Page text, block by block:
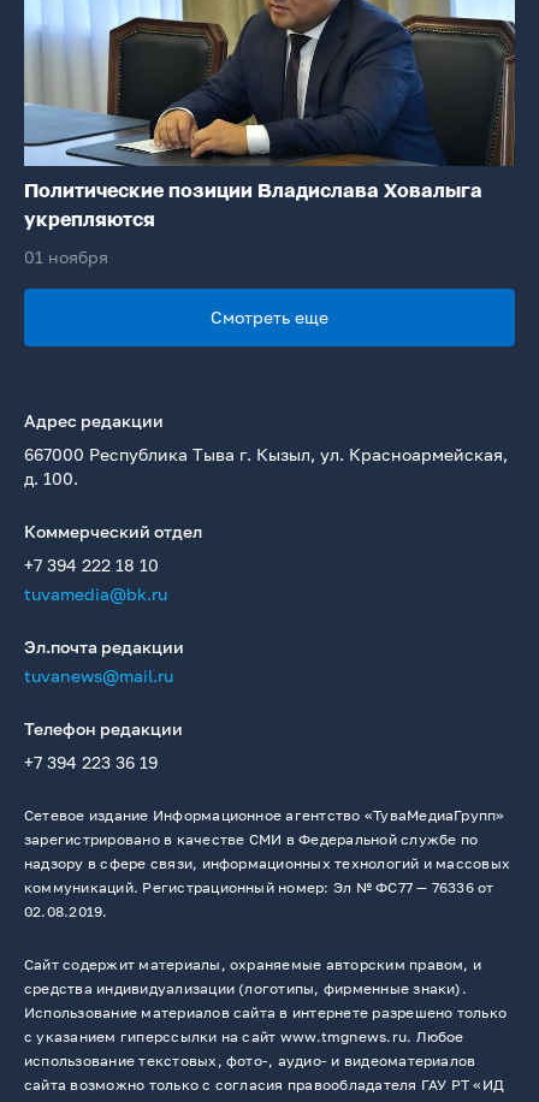
Политические позиции Владислава Ховалыга
укрепляются
01 ноября
Смотреть еще
Адрес редакции
667000 Республика Тыва г. Кызыл, ул. Красноармейская,
д. 100.
Коммерческий отдел
+7 394 222 18 10
tuvamedia@bk.ru
Эл.почта редакции
tuvanews@mail.ru
Телефон редакции
+7 394 223 36 19
Сетевое издание Информационное агентство «ТуваМедиаГрупп»
зарегистрировано в качестве СМИ в Федеральной службе по
надзору в сфере связи, информационных технологий и массовых
коммуникаций. Регистрационный номер: Эл № ФС77 — 76336 от
02.08.2019.
Сайт содержит материалы, охраняемые авторским правом, и
средства индивидуализации (логотипы, фирменные знаки).
Использование материалов сайта в интернете разрешено только
с указанием гиперссылки на сайт www.tmgnews.ru. Любое
использование текстовых, фото-, аудио- и видеоматериалов
сайта возможно только с согласия правообладателя ГАУ РТ «ИД